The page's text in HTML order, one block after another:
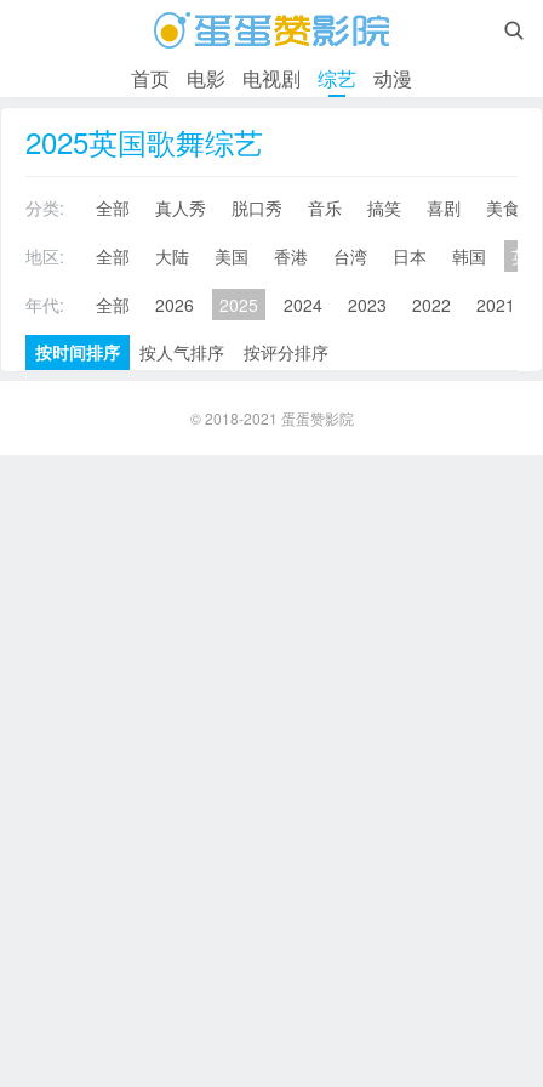

首页 电影 电视剧 综艺 动漫
2025英国歌舞综艺
分类: 全部 真人秀 脱口秀 音乐 搞笑 喜剧
美食
地区:
全部 大陆 美国 香港 台湾 日本 韩国
英
年代:
全部 2026 2025 2024 2023 2022 2021
按时间排序
按人气排序 按评分排序
© 2018-2021 蛋蛋赞影院